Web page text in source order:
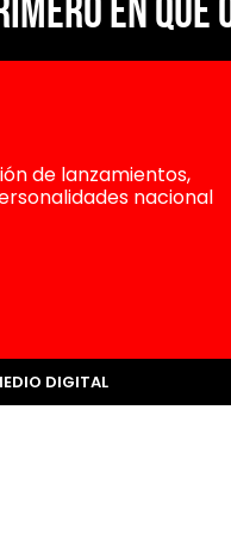
en Que
de lanzamientos,
nacional
DIGITAL